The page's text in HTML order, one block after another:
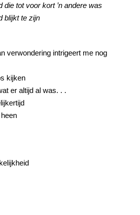
die tot voor kort ’n andere was
blijkt te zijn
verwondering intrigeert me nog
kijken
er altijd al was. . .